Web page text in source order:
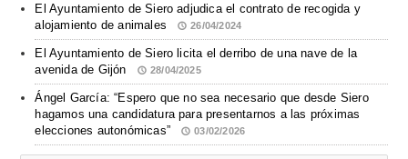
El Ayuntamiento de Siero adjudica el contrato de recogida y
alojamiento de animales
26/04/2024
El Ayuntamiento de Siero licita el derribo de una nave de la
avenida de Gijón
28/04/2025
Ángel García: “Espero que no sea necesario que desde Siero
hagamos una candidatura para presentarnos a las próximas
elecciones autonómicas”
03/02/2026